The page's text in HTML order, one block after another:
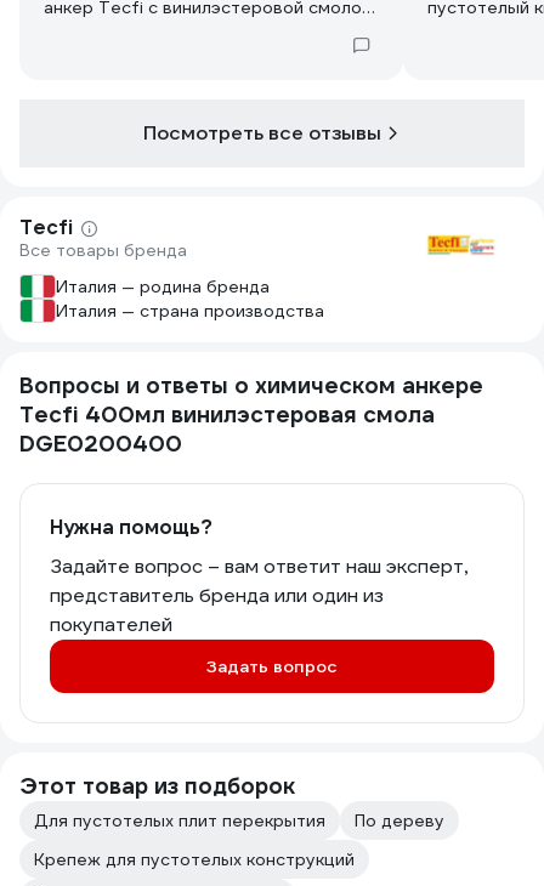
анкер Tecfi с винилэстеровой смолой,
уверенно, формирует очень прочную
пустотелый
Посмотреть все отзывы
Tecfi
Все товары бренда
Италия — родина бренда
Италия — страна производства
Вопросы и ответы о химическом анкере
Tecfi 400мл винилэстеровая смола
DGE0200400
Нужна помощь?
Задайте вопрос – вам ответит наш эксперт,
представитель бренда или один из
покупателей
Задать вопрос
Этот товар из подборок
Для пустотелых плит перекрытия
По дереву
Крепеж для пустотелых конструкций